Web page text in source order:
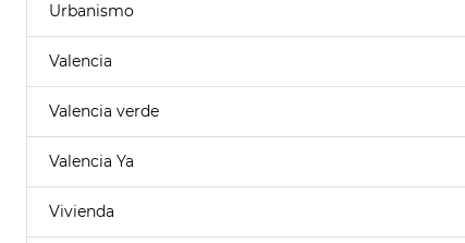
Urbanismo
Valencia
Valencia verde
Valencia Ya
Vivienda